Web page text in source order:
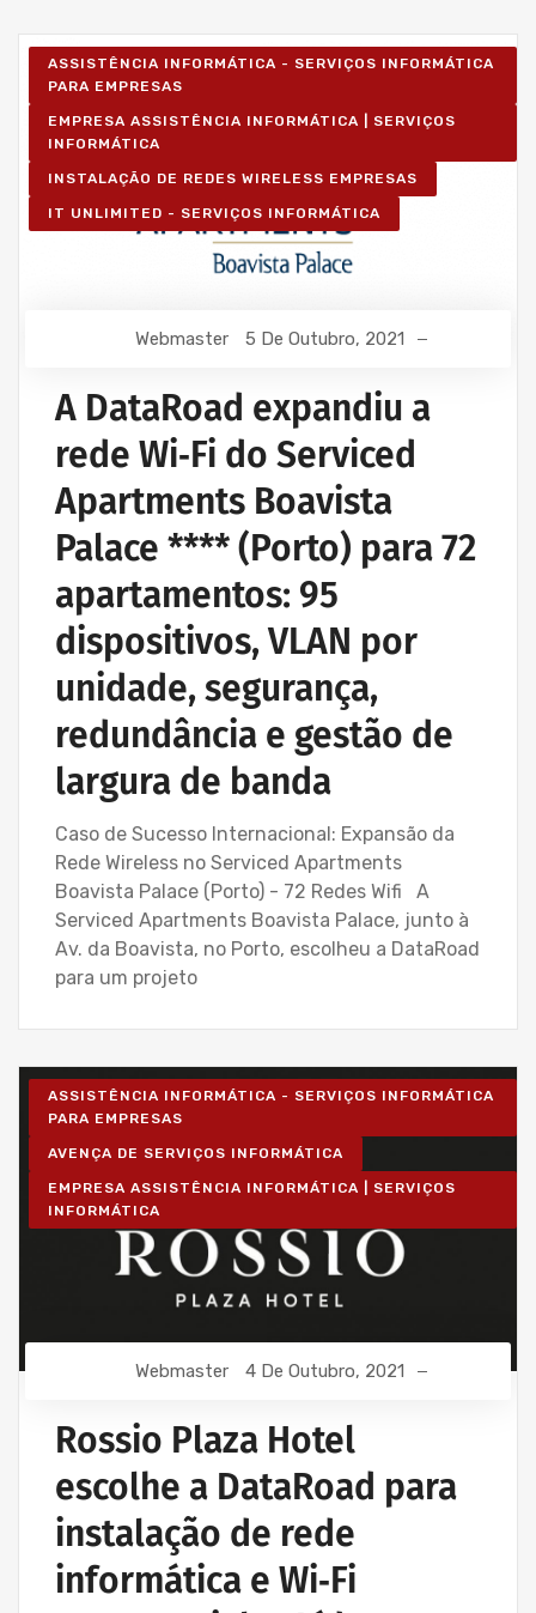
ASSISTÊNCIA INFORMÁTICA - SERVIÇOS INFORMÁTICA
PARA EMPRESAS
EMPRESA ASSISTÊNCIA INFORMÁTICA | SERVIÇOS
INFORMÁTICA
INSTALAÇÃO DE REDES WIRELESS EMPRESAS
IT UNLIMITED - SERVIÇOS INFORMÁTICA
Webmaster 5 De Outubro, 2021
A DataRoad expandiu a
rede Wi‑Fi do Serviced
Apartments Boavista
Palace **** (Porto) para 72
apartamentos: 95
dispositivos, VLAN por
unidade, segurança,
redundância e gestão de
largura de banda
Caso de Sucesso Internacional: Expansão da
Rede Wireless no Serviced Apartments
Boavista Palace (Porto) - 72 Redes Wifi A
Serviced Apartments Boavista Palace, junto à
Av. da Boavista, no Porto, escolheu a DataRoad
para um projeto
ASSISTÊNCIA INFORMÁTICA - SERVIÇOS INFORMÁTICA
PARA EMPRESAS
AVENÇA DE SERVIÇOS INFORMÁTICA
EMPRESA ASSISTÊNCIA INFORMÁTICA | SERVIÇOS
INFORMÁTICA
Webmaster 4 De Outubro, 2021
Rossio Plaza Hotel
escolhe a DataRoad para
instalação de rede
informática e Wi‑Fi